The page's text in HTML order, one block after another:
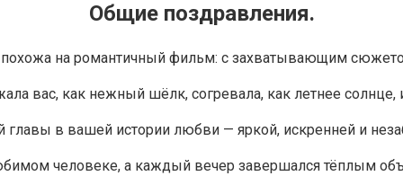
Общие поздравления.
на романтичный фильм: с захватывающим
вас, как нежный шёлк, согревала, как летнее солнце,
главы в вашей истории любви — яркой, искренней и
человеке, а каждый вечер завершался тёплым